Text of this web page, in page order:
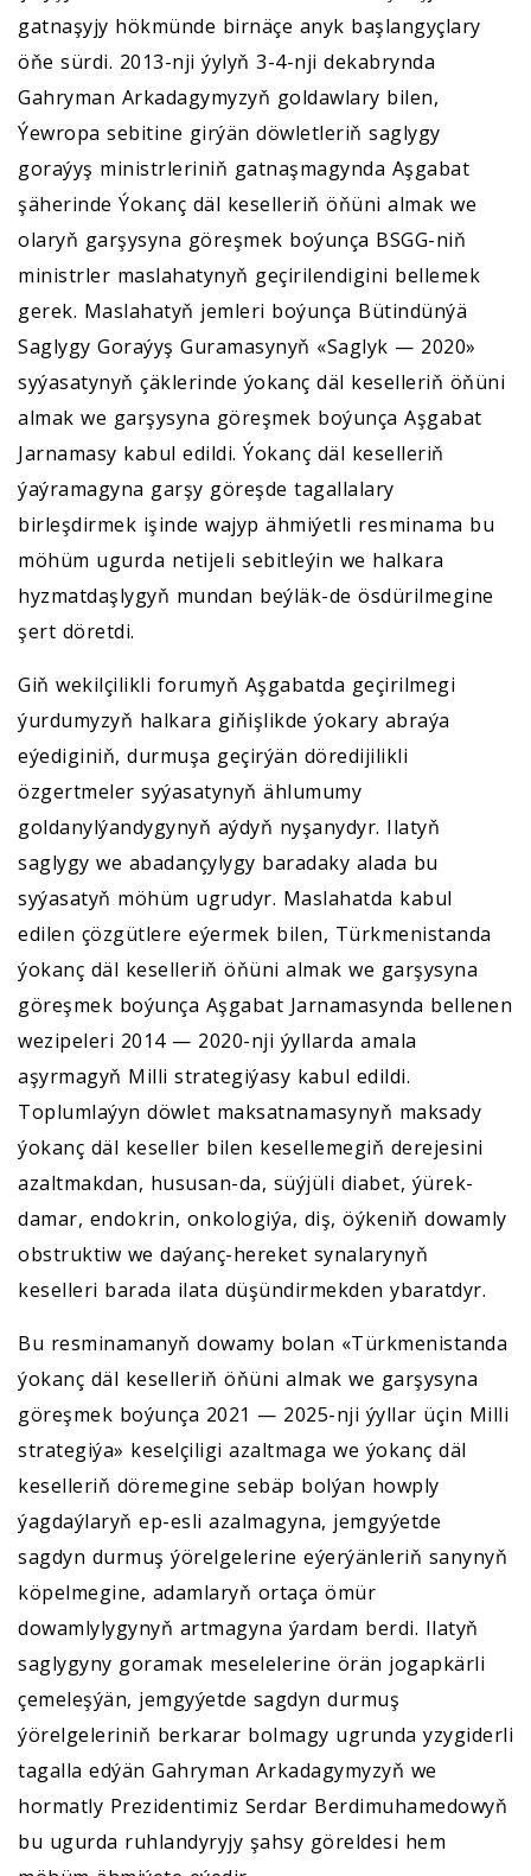
gatnaşyjy hökmünde birnäçe anyk başlangyçlary
öňe sürdi. 2013-nji ýylyň 3-4-nji dekabrynda
Gahryman Arkadagymyzyň goldawlary bilen,
Ýewropa sebitine girýän döwletleriň saglygy
goraýyş ministrleriniň gatnaşmagynda Aşgabat
şäherinde Ýokanç däl keselleriň öňüni almak we
olaryň garşysyna göreşmek boýunça BSGG-niň
ministrler maslahatynyň geçirilendigini bellemek
gerek. Maslahatyň jemleri boýunça Bütindünýä
Saglygy Goraýyş Guramasynyň «Saglyk — 2020»
syýasatynyň çäklerinde ýokanç däl keselleriň öňüni
almak we garşysyna göreşmek boýunça Aşgabat
Jarnamasy kabul edildi. Ýokanç däl keselleriň
ýaýramagyna garşy göreşde tagallalary
birleşdirmek işinde wajyp ähmiýetli resminama bu
möhüm ugurda netijeli sebitleýin we halkara
hyzmatdaşlygyň mundan beýläk-de ösdürilmegine
şert döretdi.
Giň wekilçilikli forumyň Aşgabatda geçirilmegi
ýurdumyzyň halkara giňişlikde ýokary abraýa
eýediginiň, durmuşa geçirýän döredijilikli
özgertmeler syýasatynyň ählumumy
goldanylýandygynyň aýdyň nyşanydyr. Ilatyň
saglygy we abadançylygy baradaky alada bu
syýasatyň möhüm ugrudyr. Maslahatda kabul
edilen çözgütlere eýermek bilen, Türkmenistanda
ýokanç däl keselleriň öňüni almak we garşysyna
göreşmek boýunça Aşgabat Jarnamasynda bellenen
wezipeleri 2014 — 2020-nji ýyllarda amala
aşyrmagyň Milli strategiýasy kabul edildi.
Toplumlaýyn döwlet maksatnamasynyň maksady
ýokanç däl keseller bilen kesellemegiň derejesini
azaltmakdan, hususan-da, süýjüli diabet, ýürek-
damar, endokrin, onkologiýa, diş, öýkeniň dowamly
obstruktiw we daýanç-hereket synalarynyň
keselleri barada ilata düşündirmekden ybaratdyr.
Bu resminamanyň dowamy bolan «Türkmenistanda
ýokanç däl keselleriň öňüni almak we garşysyna
göreşmek boýunça 2021 — 2025-nji ýyllar üçin Milli
strategiýa» keselçiligi azaltmaga we ýokanç däl
keselleriň döremegine sebäp bolýan howply
ýagdaýlaryň ep-esli azalmagyna, jemgyýetde
sagdyn durmuş ýörelgelerine eýerýänleriň sanynyň
köpelmegine, adamlaryň ortaça ömür
dowamlylygynyň artmagyna ýardam berdi. Ilatyň
saglygyny goramak meselelerine örän jogapkärli
çemeleşýän, jemgyýetde sagdyn durmuş
ýörelgeleriniň berkarar bolmagy ugrunda yzygiderli
tagalla edýän Gahryman Arkadagymyzyň we
hormatly Prezidentimiz Serdar Berdimuhamedowyň
bu ugurda ruhlandyryjy şahsy göreldesi hem